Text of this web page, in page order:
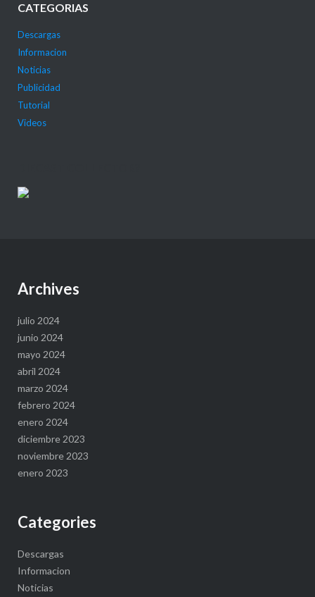
CATEGORIAS
Descargas
Informacion
Noticias
Publicidad
Tutorial
Videos
Archives
julio 2024
junio 2024
mayo 2024
abril 2024
marzo 2024
febrero 2024
enero 2024
diciembre 2023
noviembre 2023
enero 2023
Categories
Descargas
Informacion
Noticias